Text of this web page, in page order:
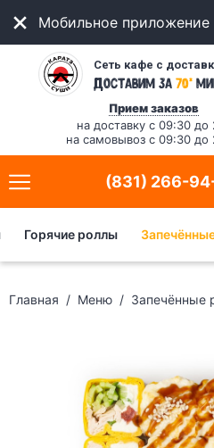
Мобильное приложение
Сеть кафе с
Доставим за70*
Прием заказов
на доставку с 09:30 до
на самовывоз с 09:30 до
(831) 266-
Горячие роллы
Главная Меню Запечённые